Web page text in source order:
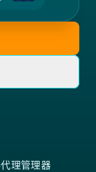
理管理器